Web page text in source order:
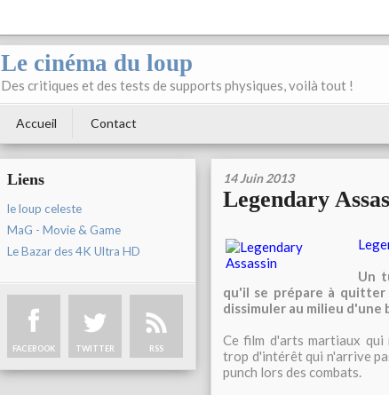
Le cinéma du loup
Des critiques et des tests de supports physiques, voilà tout !
Accueil Contact
Liens
le loup celeste
MaG - Movie & Game
Le Bazar des 4K Ultra HD
FACEBOOK TWITTER RSS
14 Juin 2013
Legendary
Un
qu'il se prépare à
dissimuler au milieu d'une
Ce film d'arts martiaux qui
trop d'intérêt qui n'arrive
punch lors des combats.